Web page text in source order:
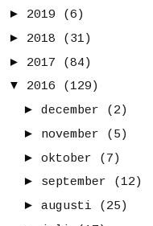
► 2019
(6)
► 2018
(31)
► 2017
(84)
▼
2016
(129)
► december
(2)
► november
(5)
► oktober
(7)
► september
(12)
► augusti
(25)